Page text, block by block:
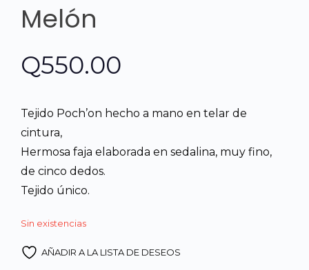
Melón
Q550.00
Tejido Poch’on hecho a mano en telar de
cintura,
Hermosa faja elaborada en sedalina, muy fino,
de cinco dedos.
Tejido único.
Sin existencias
AÑADIR A LA LISTA DE DESEOS